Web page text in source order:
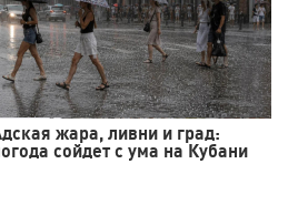
жара, ливни и град:
сойдет с ума на Кубани